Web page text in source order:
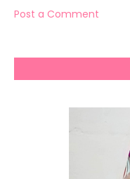
Post a Comment